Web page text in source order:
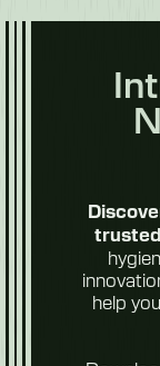
Anchura
104 kg
Future
Foodshelp